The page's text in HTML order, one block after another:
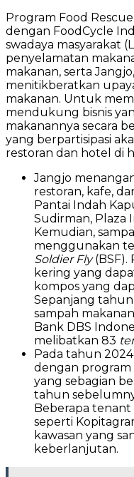
Program Food
dengan FoodCycle
swadaya masyarakat
penyelamatan
makanan, serta
menitikberatkan
makanan. Untuk
mendukung bisnis
makanannya secara
yang berpartisipasi
restoran dan hotel di
Jangjo
restoran, kafe,
Pantai Indah
Sudirman, Plaza
Kemudian,
menggunakan
Soldier Fly(BSF).
kering yang
kompos yang
Sepanjang
sampah makanan
Bank DBS
melibatkan 83
Pada tahun
dengan program
yang sebagian
tahun
Beberapa
seperti
kawasan yang
keberlanjutan.